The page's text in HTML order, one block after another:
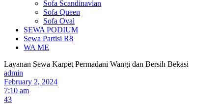
Sofa Scandinavian
Sofa Queen
Sofa Oval
SEWA PODIUM
Sewa Partisi R8
WA ME
Layanan Sewa Karpet Permadani Wangi dan Bersih Bekasi
admin
February 2, 2024
7:10 am
43